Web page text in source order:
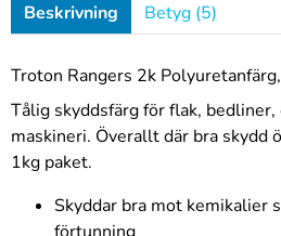
Beskrivning Betyg (5)
Troton Rangers 2k
Tålig skyddsfärg för flak, bedliner,
maskineri. Överallt där bra skydd
1kg paket.
Skyddar bra mot kemikalier